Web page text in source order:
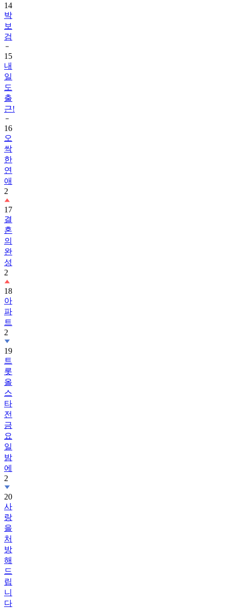
14
박
보
검
15
내
일
도
출
근!
16
오
싹
한
연
애
2
17
결
혼
의
완
성
2
18
아
파
트
2
19
트
롯
올
스
타
전
금
요
일
밤
에
2
20
사
랑
을
처
방
해
드
립
니
다